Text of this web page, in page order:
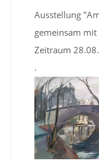
Ausstellung
gemeinsam
Zeitraum
.